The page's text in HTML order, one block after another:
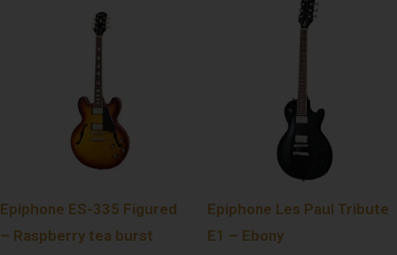
Epiphone ES-335 Figured
– Raspberry tea burst
Epiphone Les Paul Tribute
E1 – Ebony